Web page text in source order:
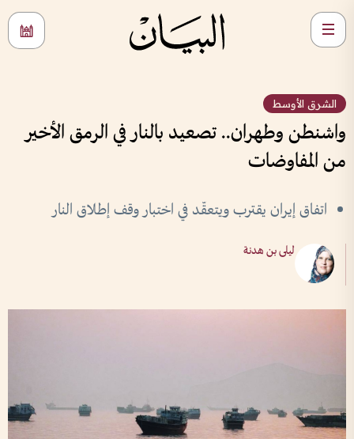
الشرق الأوسط
واشنطن وطهران.. تصعيد بالنار في الرمق الأخير
من المفاوضات
اتفاق إيران يقترب ويتعقّد في اختبار وقف إطلاق النار
ليلى بن هدنة